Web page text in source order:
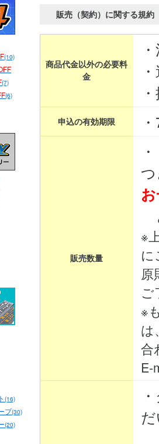
(10)
(7)
(6)
(16)
プ(30)
(20)
販売（契約）に関する規約
商品代金以外の必要料
金
申込の有効期限
販売数量
※
に
原
ご
※
は
合
E-